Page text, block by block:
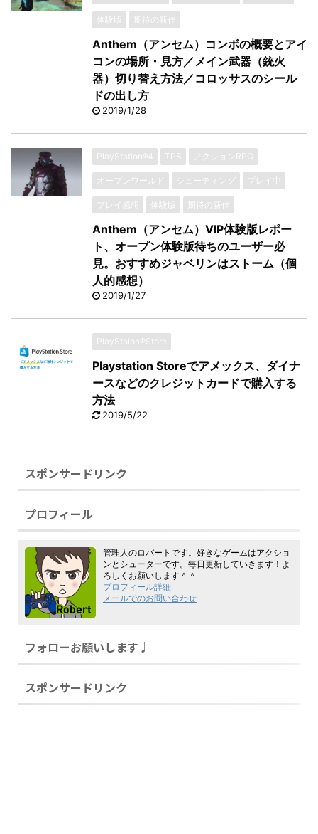
体験版 期待の新作
Anthem（アンセム）コンボの概要とアイ
コンの場所・見方／メイン武器（銃火
器）切り替え方法／コロッサスのシール
ドの出し方
2019/1/28
PlayStation®4 TPS アクションRPG
オープンワールド シューティング プレイ中
プレイ感想 体験版 期待の新作
Anthem（アンセム）VIP体験版レポー
ト、オープン体験版待ちのユーザー必
見。おすすめジャベリンはストーム（個
人的感想）
2019/1/27
PlayStaion®Store
Playstation Storeでアメックス、ダイナ
ースなどのクレジットカードで購入する
方法
2019/5/22
スポンサードリンク
プロフィール
管理人のロバートです。好きなゲームはアクショ
ンとシューターです。毎日更新していきます！よ
ろしくお願いします＾＾
プロフィール詳細
メールでのお問い合わせ
フォローお願いします♩
スポンサードリンク